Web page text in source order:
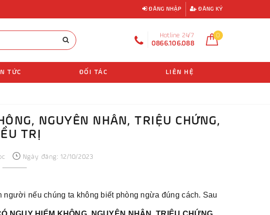
ĐĂNG NHẬP ĐĂNG KÝ
Hotline 24/7
0866.106.088
0
TỨC ĐỐI TÁC LIÊN HỆ
NGUYÊN NHÂN, TRIỆU CHỨNG,
TRỊ
Ngày đăng: 12/10/2023
nếu chúng ta không biết phòng ngừa đúng cách. Sau